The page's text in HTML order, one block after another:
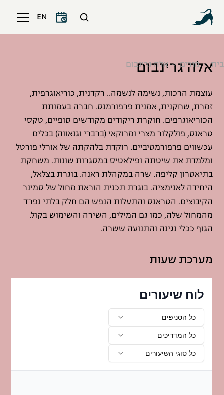
EN
בית מורים אלה גרינבום
אלה גרינבום
עוצמת הרכות, נשימה לנשמה.. רקדנית, כוריאוגרפית,
זמרת, שחקנית, אמנית פרפורמנס. חברה בעמותת
הכוריאוגרפים. חוקרת ריקודים מקודשים סופיים, טקסי
טראנס, פולקלור מצרי ומרוקאי (ברברי וגנאווה) בכלים
עכשווים פרפורמטיביים. רוקדת בלהקתה של אורלי פורטל
ומלמדת את שיטתה ופילאטיס במסגרות שונות. משחקת
בתיאטרון קליפה. שרה במקהלת ראנה. בוגרת בצלאל,
היחידה לאנימציה. בוגרת תכנית הוראת מחול של סמינר
הקיבוצים. הטראנס והתעלות הנפש הם חלק בלתי נפרד
מהמחול שלה, כמו גם המילים, השירה והשימוש בקול.
הגוף ככלי נגינה והתנועה ששרה.
מערכת שעות